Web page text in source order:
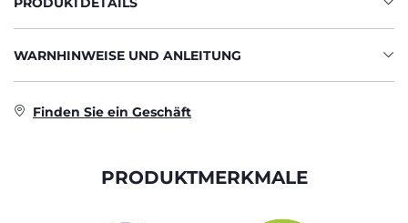
WARNHINWEISE UND ANLEITUNG
Finden Sie ein Geschäft
PRODUKTMERKMALE